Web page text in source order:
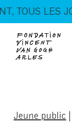
En ce moment,
GOGH,
TOUS LES
Jeune public |